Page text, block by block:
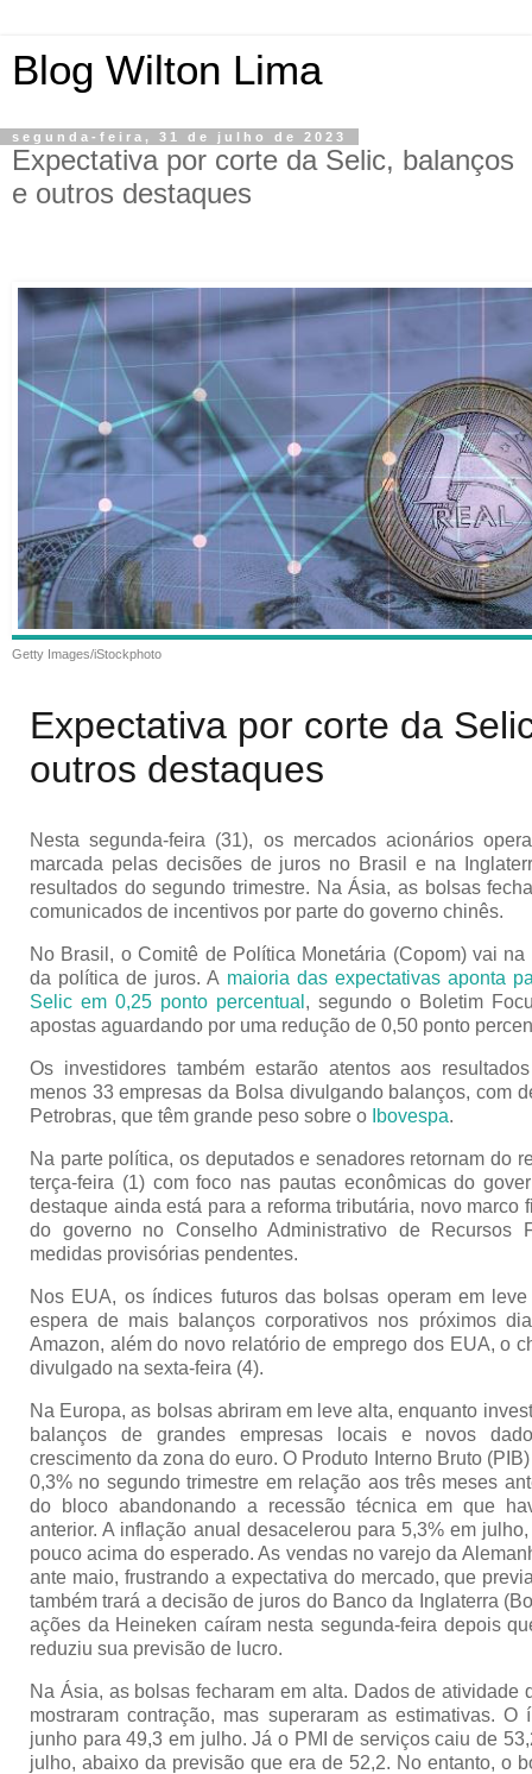
Blog Wilton Lima
segunda-feira, 31 de julho de 2023
Expectativa por corte da Selic, balanços
e outros destaques
Getty Images/iStockphoto
Expectativa por corte da
outros destaques
Nesta segunda-feira (31), os mercados acionários
marcada pelas decisões de juros no Brasil e na
resultados do segundo trimestre. Na Ásia, as bolsas
comunicados de incentivos por parte do governo chinês.
No Brasil, o Comitê de Política Monetária (Copom) vai na
da política de juros. A maioria das expectativas aponta
Selic em 0,25 ponto percentual , segundo o Boletim
apostas aguardando por uma redução de 0,50 ponto
Os investidores também estarão atentos aos
menos 33 empresas da Bolsa divulgando balanços, com
Petrobras, que têm grande peso sobre o Ibovespa.
Na parte política, os deputados e senadores retornam do
terça-feira (1) com foco nas pautas econômicas do
destaque ainda está para a reforma tributária, novo marco
do governo no Conselho Administrativo de Recursos
medidas provisórias pendentes.
Nos EUA, os índices futuros das bolsas operam em
espera de mais balanços corporativos nos próximos
Amazon, além do novo relatório de emprego dos EUA, o
divulgado na sexta-feira (4).
Na Europa, as bolsas abriram em leve alta, enquanto
balanços de grandes empresas locais e novos
crescimento da zona do euro. O Produto Interno Bruto
0,3% no segundo trimestre em relação aos três meses
do bloco abandonando a recessão técnica em que
anterior. A inflação anual desacelerou para 5,3% em
pouco acima do esperado. As vendas no varejo da
ante maio, frustrando a expectativa do mercado, que
também trará a decisão de juros do Banco da Inglaterra
ações da Heineken caíram nesta segunda-feira depois
reduziu sua previsão de lucro.
Na Ásia, as bolsas fecharam em alta. Dados de atividade
mostraram contração, mas superaram as estimativas.
junho para 49,3 em julho. Já o PMI de serviços caiu de
julho, abaixo da previsão que era de 52,2. No entanto, o